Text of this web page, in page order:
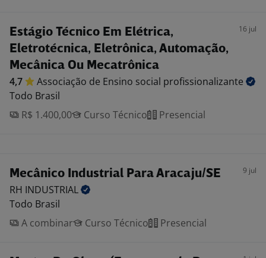
Estágio Técnico Em Elétrica,
Eletrotécnica, Eletrônica, Automação,
Mecânica Ou Mecatrônica
16 jul
4,7 Associação de Ensino social profissionalizante
Todo Brasil
R$ 1.400,00
Curso Técnico Presencial
Mecânico Industrial Para Aracaju/SE 9 jul
RH INDUSTRIAL
Todo Brasil
A combinar
Curso Técnico Presencial